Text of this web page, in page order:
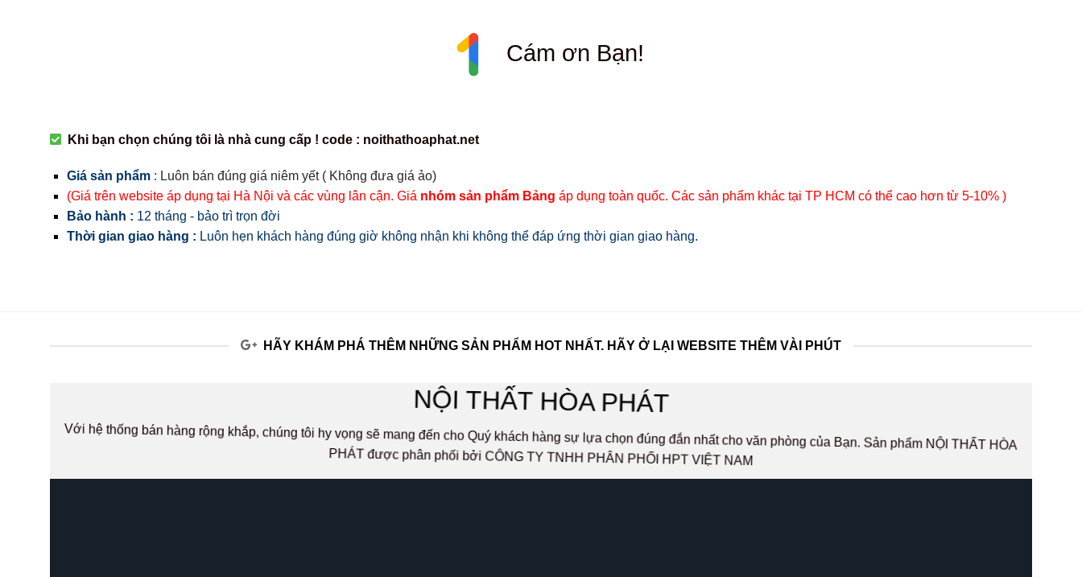
Cám ơn Bạn!
Khi bạn chọn chúng tôi là nhà cung cấp ! code : noithathoaphat.net
Giá sản phẩm: Luôn bán đúng giá niêm yết ( Không đưa giá ảo)
(Giá trên website áp dụng tại Hà Nội và các vùng lân cận. Giá nhóm sản phẩm Bảng áp dụng toàn quốc. Các sản phẩm khác tại TP HCM có thể cao hơn từ 5-10% )
Bảo hành : 12 tháng - bảo trì trọn đời
Thời gian giao hàng : Luôn hẹn khách hàng đúng giờ không nhận khi không thể đáp ứng thời gian giao hàng.
HÃY KHÁM PHÁ THÊM NHỮNG SẢN PHẨM HOT NHẤT. HÃY Ở LẠI WEBSITE THÊM VÀI PHÚT
NỘI THẤT HÒA PHÁT
Với hệ thống bán hàng rộng khắp, chúng tôi hy vọng sẽ mang đến cho Quý khách hàng sự lựa chọn đúng đắn nhất cho văn phòng của Bạn. Sản phẩm NỘI THẤT HÒA
PHÁT được phân phối bởi CÔNG TY TNHH PHÂN PHỐI HPT VIỆT NAM